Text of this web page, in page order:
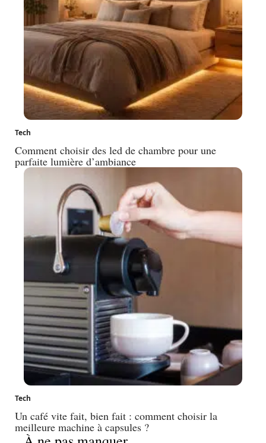
Tech
Comment choisir des led de chambre pour une
parfaite lumière d’ambiance
Tech
Un café vite fait, bien fait : comment choisir la
meilleure machine à capsules ?